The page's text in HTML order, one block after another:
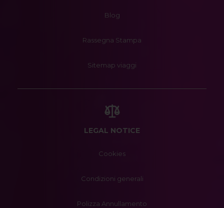
Blog
Rassegna Stampa
Sitemap viaggi
LEGAL NOTICE
Cookies
Condizioni generali
Polizza Annullamento